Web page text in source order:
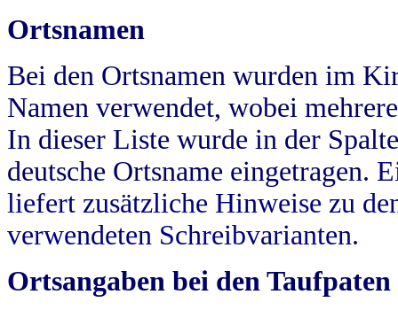
Ortsnamen
Bei den Ortsnamen wurden im
Namen verwendet, wobei
In dieser Liste wurde in der
deutsche Ortsname eingetragen.
liefert zusätzliche Hinweise zu
verwendeten Schreibvarianten.
Ortsangaben bei den Taufpaten